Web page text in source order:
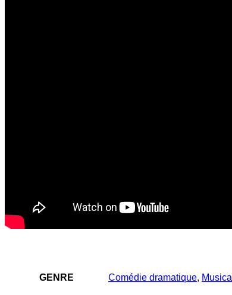
GENRE Comédie dramatique, Musical